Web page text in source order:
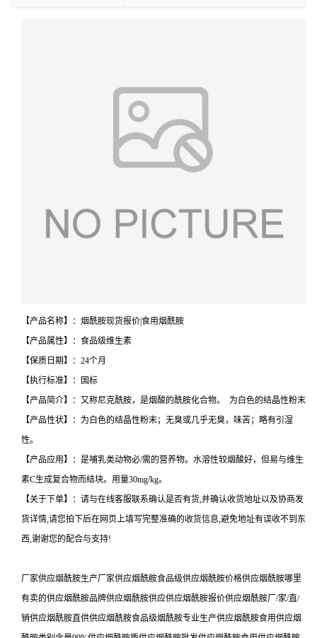
【产品名称】：烟酰胺现货报价|食用烟酰胺
【产品属性】：食品级维生素
【保质日期】：24个月
【执行标准】：国标
【产品简介】：又称尼克酰胺，是烟酸的酰胺化合物。 为白色的结晶性粉末
【产品性状】：为白色的结晶性粉末；无臭或几乎无臭，味苦；略有引湿
性。
【产品应用】：是哺乳类动物必/需的营养物。水溶性较烟酸好，但易与维生
素C生成复合物而结块。用量30mg/kg。
【关于下单】：请与在线客服联系确认是否有货,并确认收货地址以及协商发
货详情,请您拍下后在网页上填写完整准确的收货信息,避免地址有误收不到东
西,谢谢您的配合与支持!
厂家供应烟酰胺生产厂家供应烟酰胺食品级供应烟酰胺价格供应烟酰胺哪里
有卖的供应烟酰胺品牌供应烟酰胺供应供应烟酰胺报价供应烟酰胺厂/家/直/
销供应烟酰胺直供供应烟酰胺食品级烟酰胺专业生产供应烟酰胺食用供应烟